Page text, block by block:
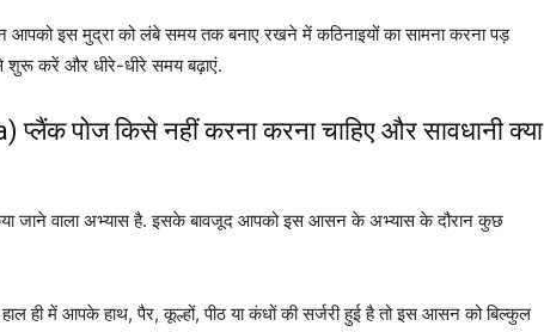
इस मुद्रा को लंबे समय तक बनाए रखने में कठिनाइयों का सामना करना पड़
करें और धीरे-धीरे समय बढ़ाएं.
पोज किसे नहीं करना करना चाहिए और सावधानी क्या
जाने वाला अभ्यास है. इसके बावजूद आपको इस आसन के अभ्यास के दौरान कुछ
ही में आपके हाथ, पैर, कूल्हों, पीठ या कंधों की सर्जरी हुई है तो इस आसन को बिल्कुल